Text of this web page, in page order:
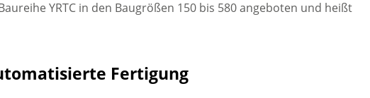
YRTC in den Baugrößen 150 bis 580 angeboten und heißt
Fertigung